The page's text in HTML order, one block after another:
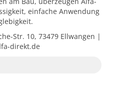
einfache Anwendung
Str. 10, 73479 Ellwangen |
direkt.de